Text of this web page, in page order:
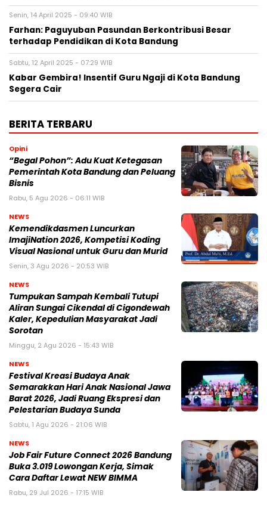
Senin, 14 April 2025 - 09:40 WIB
Farhan: Paguyuban Pasundan Berkontribusi Besar
terhadap Pendidikan di Kota Bandung
Sabtu, 12 April 2025 - 07:29 WIB
Kabar Gembira! Insentif Guru Ngaji di Kota Bandung
Segera Cair
BERITA TERBARU
Opini
“Begal Pohon”: Adu Kuat Ketegasan
Pemerintah Kota Bandung dan Peluang
Bisnis
Rabu, 5 Agu 2026 - 06:11 WIB
NEWS
Kemendikdasmen Luncurkan
ImajiNation 2026, Kompetisi Koding
Visual Nasional untuk Guru dan Murid
Senin, 3 Agu 2026 - 20:53 WIB
NEWS
Tumpukan Sampah Kembali Tutupi
Aliran Sungai Cikendal di Cigondewah
Kaler, Kepedulian Masyarakat Jadi
Sorotan
Minggu, 2 Agu 2026 - 15:43 WIB
NEWS
Festival Kreasi Budaya Anak
Semarakkan Hari Anak Nasional Jawa
Barat 2026, Jadi Ruang Ekspresi dan
Pelestarian Budaya Sunda
Sabtu, 1 Agu 2026 - 21:06 WIB
NEWS
Job Fair Future Connect 2026 Bandung
Buka 3.019 Lowongan Kerja, Simak
Cara Daftar Lewat NEW BIMMA
Rabu, 29 Jul 2026 - 17:15 WIB